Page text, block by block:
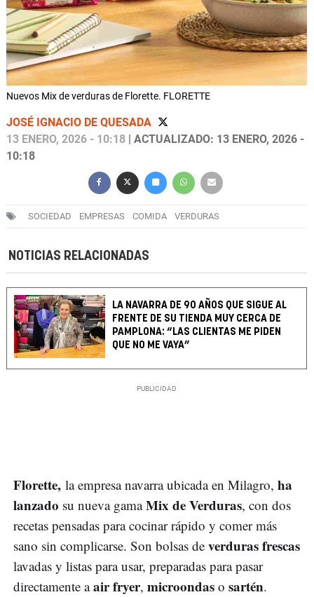
Nuevos Mix de verduras de Florette. FLORETTE
JOSÉ IGNACIO DE QUESADA
13 ENERO, 2026 - 10:18 | ACTUALIZADO: 13 ENERO, 2026 -
10:18
SOCIEDAD EMPRESAS COMIDA VERDURAS
NOTICIAS RELACIONADAS
LA NAVARRA DE 90 AÑOS QUE SIGUE AL
FRENTE DE SU TIENDA MUY CERCA DE
PAMPLONA: “LAS CLIENTAS ME PIDEN
QUE NO ME VAYA”
Florette, la empresa navarra ubicada en Milagro, ha
lanzado su nueva gamaMix de Verduras, con dos
recetas pensadas para cocinar rápido y comer más
sano sin complicarse. Son bolsas de verduras frescas
lavadas y listas para usar, preparadas para pasar
directamente aair fryer, microondas o sartén.